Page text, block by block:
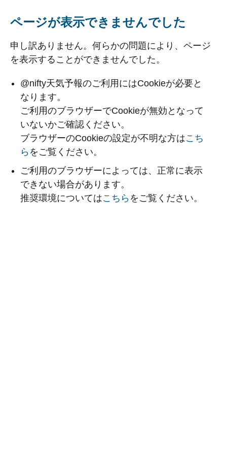
ページが表示できませんでした
申し訳ありません。何らかの問題により、ページ
を表示することができませんでした。
@nifty天気予報のご利用にはCookieが必要と
なります。
ご利用のブラウザーでCookieが無効となって
いないかご確認ください。
ブラウザーのCookieの設定が不明な方はこち
ら をご覧ください。
ご利用のブラウザーによっては、正常に表示
できない場合があります。
推奨環境についてはこちら をご覧ください。